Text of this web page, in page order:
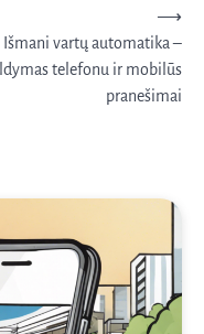
Išmani vartų automatika –
telefonu ir mobilūs
pranešimai
⟶